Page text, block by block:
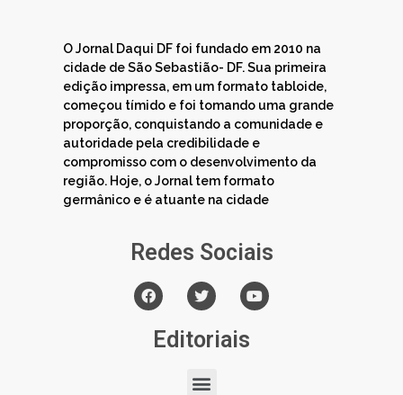
O Jornal Daqui DF foi fundado em 2010 na
cidade de São Sebastião- DF. Sua primeira
edição impressa, em um formato tabloide,
começou tímido e foi tomando uma grande
proporção, conquistando a comunidade e
autoridade pela credibilidade e
compromisso com o desenvolvimento da
região. Hoje, o Jornal tem formato
germânico e é atuante na cidade
Redes Sociais
Editoriais